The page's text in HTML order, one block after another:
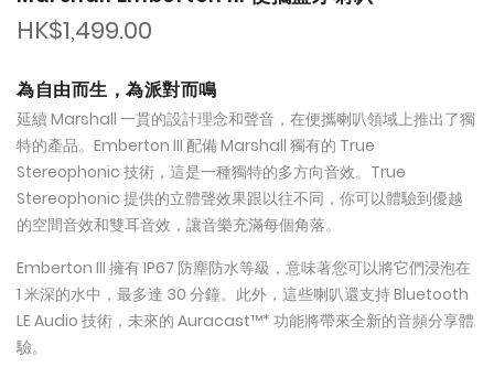
HK$1,499.00
為自由而生，為派對而鳴
延續 Marshall 一貫的設計理念和聲音，在便攜喇叭領域上推出了獨
特的產品。Emberton III 配備 Marshall 獨有的 True
Stereophonic 技術，這是一種獨特的多方向音效。True
Stereophonic 提供的立體聲效果跟以往不同，你可以體驗到優越
的空間音效和雙耳音效，讓音樂充滿每個角落。
Emberton III 擁有 IP67 防塵防水等級，意味著您可以將它們浸泡在
1 米深的水中，最多達 30 分鐘。此外，這些喇叭還支持 Bluetooth
LE Audio 技術，未來的 Auracast™* 功能將帶來全新的音頻分享體
驗。